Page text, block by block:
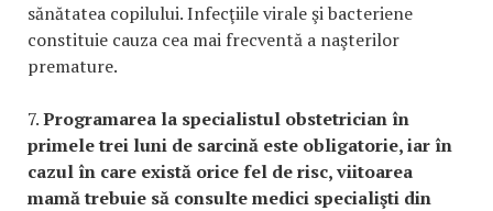
sănătatea copilului. Infecţiile virale şi bacteriene
constituie cauza cea mai frecventă a naşterilor
premature.
7.Programarea la specialistul obstetrician în
primele trei luni de sarcină este obligatorie, iar în
cazul în care există orice fel de risc, viitoarea
mamă trebuie să consulte medici specialişti din